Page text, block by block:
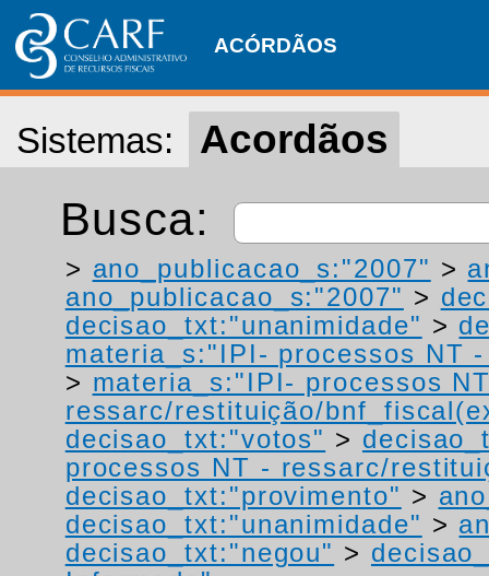
ACÓRDÃOS
Sistemas: Acordãos
Busca:
> ano_publicacao_s:"2007" >
ano_publicacao_s:"2007" >
decisao_txt:"unanimidade" >
materia_s:"IPI- processos NT
> materia_s:"IPI- processos
ressarc/restituição/
decisao_txt:"votos" >
processos NT - ressarc/
decisao_txt:"provimento" >
decisao_txt:"unanimidade" >
decisao_txt:"negou" >